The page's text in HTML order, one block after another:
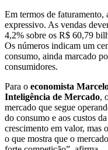
Em termos de faturamento,
expressivo. As vendas
4,2% sobre os R$ 60,79
Os números indicam um
consumo, ainda marcado
consumidores.
Para o economista
Inteligência de Mercado,
mercado que segue
do consumo e aos custos
crescimento em valor, mas
o que mostra que o